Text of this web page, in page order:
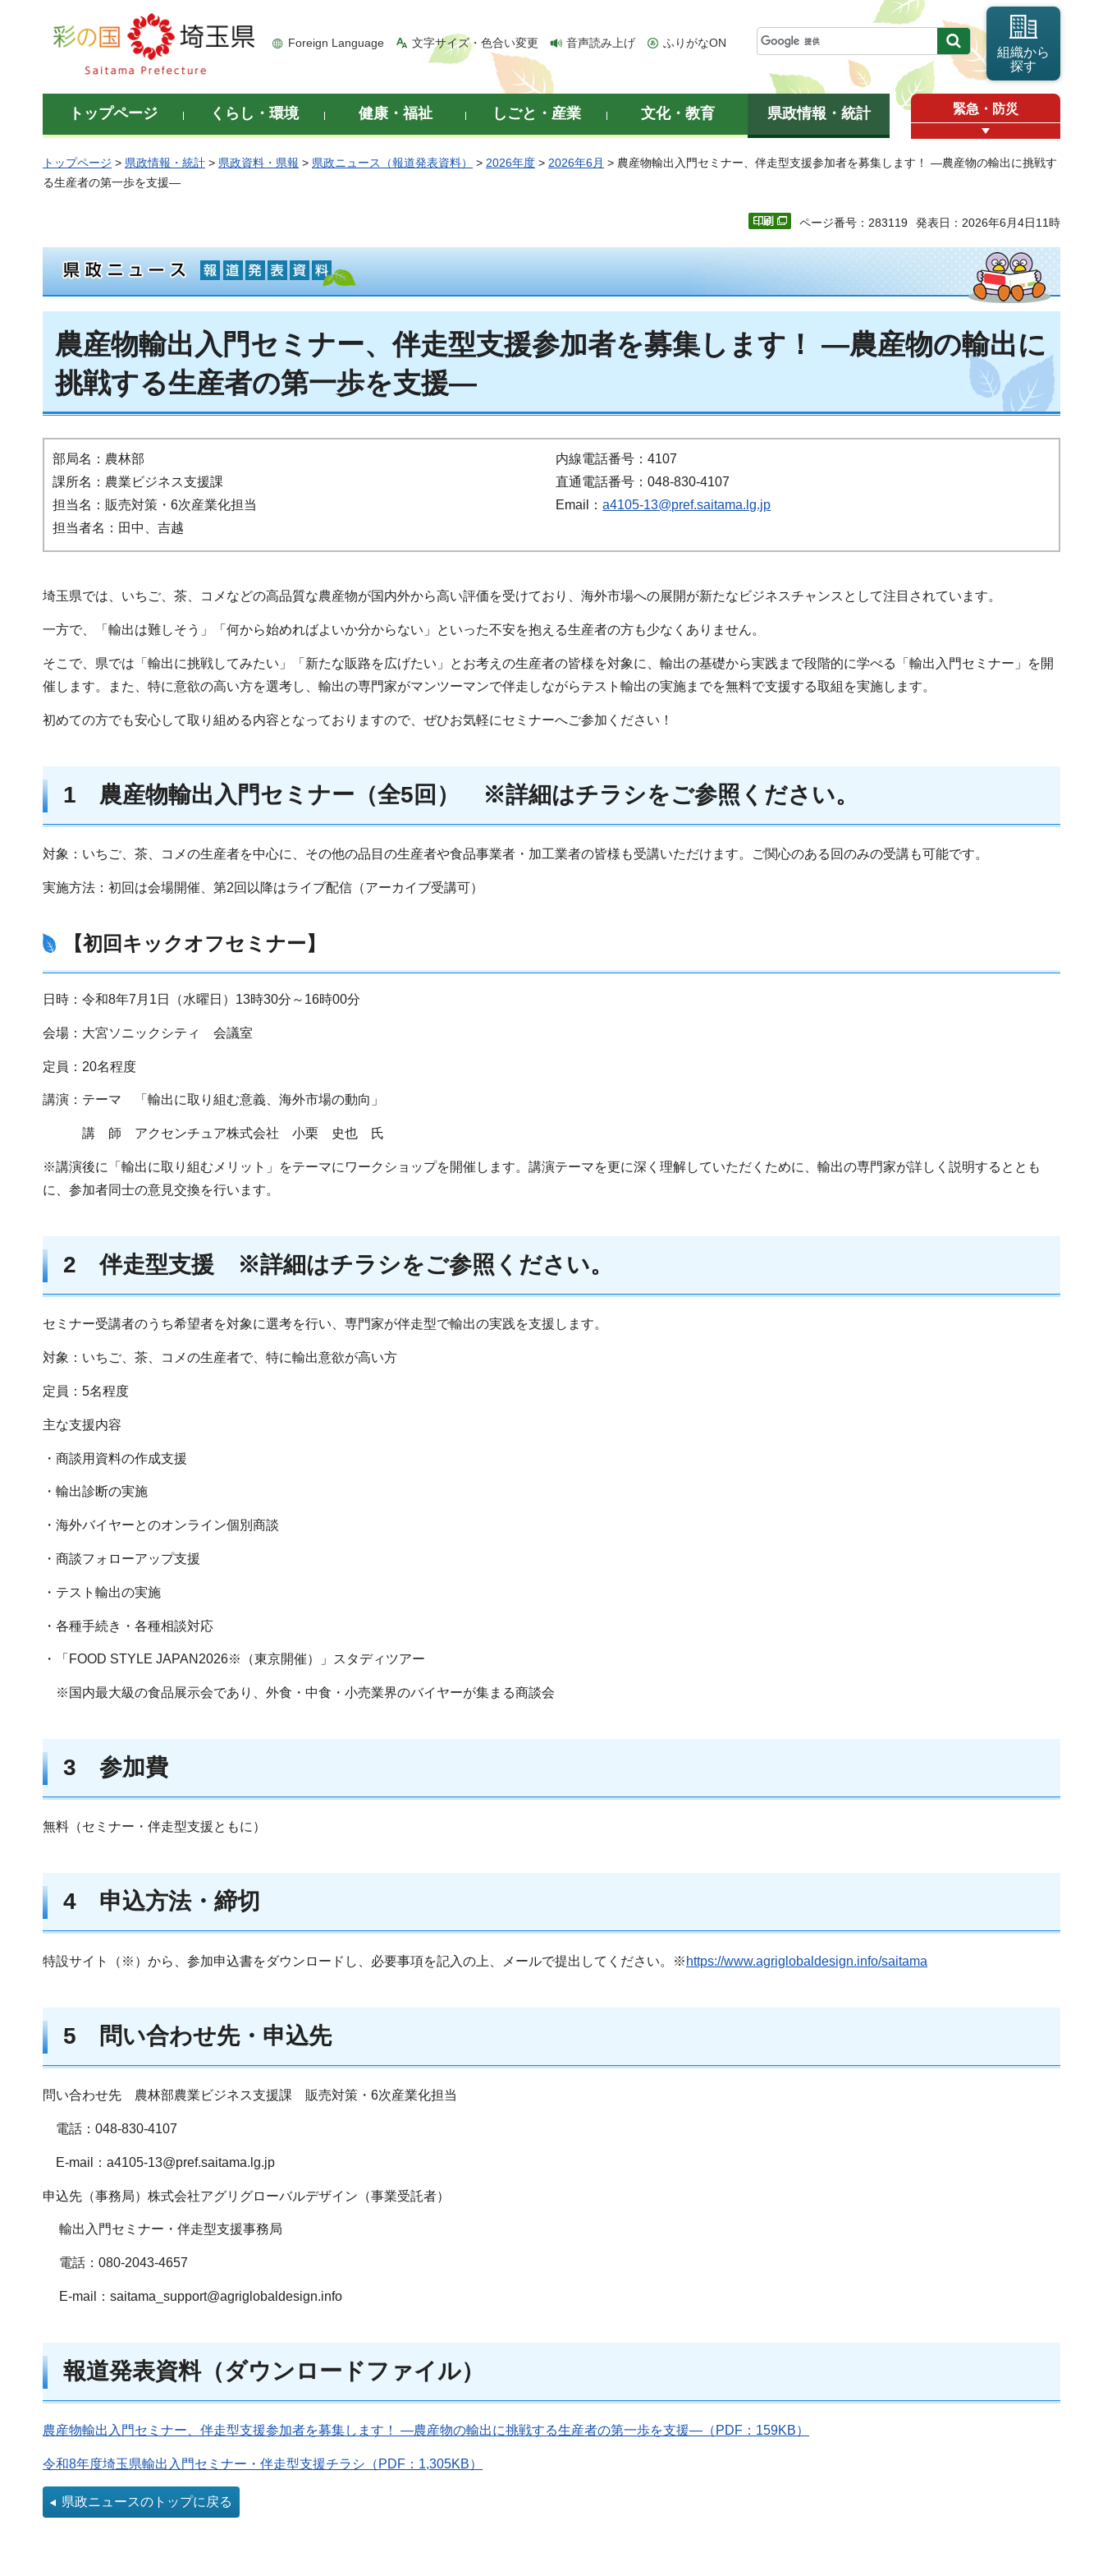
彩の国 埼玉県
Foreign Language 文字サイズ・色合い変更 音声読み上げ ふりがなON
組織から
探す
トップページ くらし・環境 健康・福祉 しごと・産業 文化・教育 県政情報・統計 緊急・防災
トップページ > 県政情報・統計 > 県政資料・県報 > 県政ニュース（報道発表資料） > 2026年度 > 2026年6月 > 農産物輸出入門セミナー、伴走型支援参加者を募集します！ ―農産物の輸出に挑戦す
る生産者の第一歩を支援―
ページ番号：283119 発表日：2026年6月4日11時
農産物輸出入門セミナー、伴走型支援参加者を募集します！ ―農産物の輸出に
挑戦する生産者の第一歩を支援―
部局名：農林部
課所名：農業ビジネス支援課
担当名：販売対策・6次産業化担当
担当者名：田中、吉越
内線電話番号：4107
直通電話番号：048-830-4107
Email：a4105-13@pref.saitama.lg.jp
埼玉県では、いちご、茶、コメなどの高品質な農産物が国内外から高い評価を受けており、海外市場への展開が新たなビジネスチャンスとして注目されています。
一方で、「輸出は難しそう」「何から始めればよいか分からない」といった不安を抱える生産者の方も少なくありません。
そこで、県では「輸出に挑戦してみたい」「新たな販路を広げたい」とお考えの生産者の皆様を対象に、輸出の基礎から実践まで段階的に学べる「輸出入門セミナー」を開
催します。また、特に意欲の高い方を選考し、輸出の専門家がマンツーマンで伴走しながらテスト輸出の実施までを無料で支援する取組を実施します。
初めての方でも安心して取り組める内容となっておりますので、ぜひお気軽にセミナーへご参加ください！
1 農産物輸出入門セミナー（全5回） ※詳細はチラシをご参照ください。
対象：いちご、茶、コメの生産者を中心に、その他の品目の生産者や食品事業者・加工業者の皆様も受講いただけます。ご関心のある回のみの受講も可能です。
実施方法：初回は会場開催、第2回以降はライブ配信（アーカイブ受講可）
【初回キックオフセミナー】
日時：令和8年7月1日（水曜日）13時30分～16時00分
会場：大宮ソニックシティ 会議室
定員：20名程度
講演：テーマ 「輸出に取り組む意義、海外市場の動向」
講 師 アクセンチュア株式会社 小栗 史也 氏
※講演後に「輸出に取り組むメリット」をテーマにワークショップを開催します。講演テーマを更に深く理解していただくために、輸出の専門家が詳しく説明するととも
に、参加者同士の意見交換を行います。
2 伴走型支援 ※詳細はチラシをご参照ください。
セミナー受講者のうち希望者を対象に選考を行い、専門家が伴走型で輸出の実践を支援します。
対象：いちご、茶、コメの生産者で、特に輸出意欲が高い方
定員：5名程度
主な支援内容
・商談用資料の作成支援
・輸出診断の実施
・海外バイヤーとのオンライン個別商談
・商談フォローアップ支援
・テスト輸出の実施
・各種手続き・各種相談対応
・「FOOD STYLE JAPAN2026※（東京開催）」スタディツアー
※国内最大級の食品展示会であり、外食・中食・小売業界のバイヤーが集まる商談会
3 参加費
無料（セミナー・伴走型支援ともに）
4 申込方法・締切
特設サイト（※）から、参加申込書をダウンロードし、必要事項を記入の上、メールで提出してください。※ https://www.agriglobaldesign.info/saitama
5 問い合わせ先・申込先
問い合わせ先 農林部農業ビジネス支援課 販売対策・6次産業化担当
電話：048-830-4107
E-mail：a4105-13@pref.saitama.lg.jp
申込先（事務局）株式会社アグリグローバルデザイン（事業受託者）
輸出入門セミナー・伴走型支援事務局
電話：080-2043-4657
E-mail：saitama_support@agriglobaldesign.info
報道発表資料（ダウンロードファイル）
農産物輸出入門セミナー、伴走型支援参加者を募集します！ ―農産物の輸出に挑戦する生産者の第一歩を支援―（PDF：159KB）
令和8年度埼玉県輸出入門セミナー・伴走型支援チラシ（PDF：1,305KB）
県政ニュースのトップに戻る